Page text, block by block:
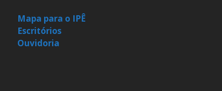
Mapa para o IPÊ
Escritórios
Ouvidoria